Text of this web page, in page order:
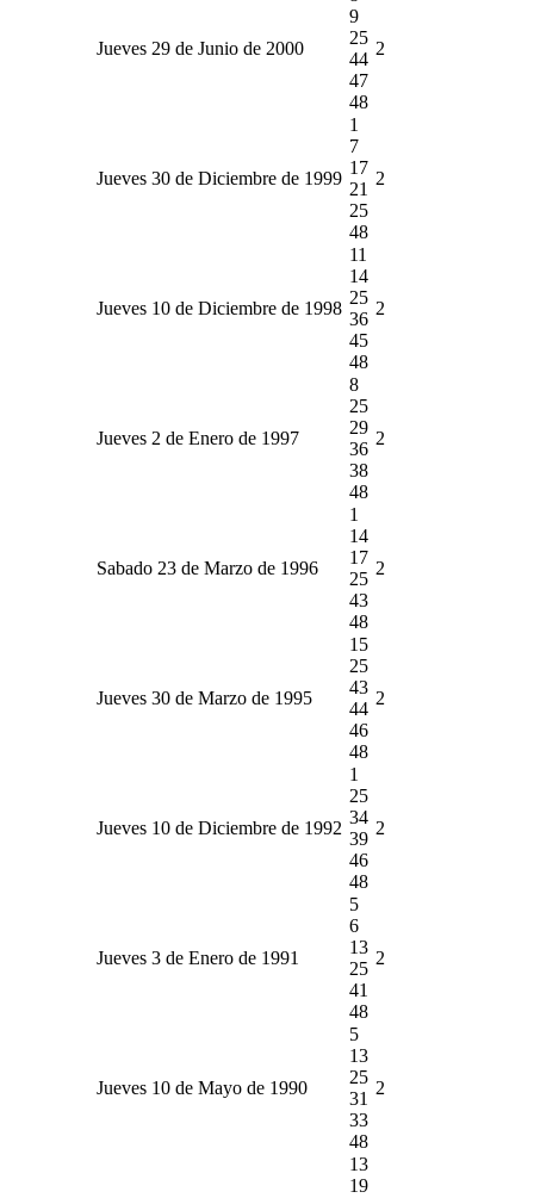
Jueves 29 de Junio de 2000
9
25
44
47
48
2
Jueves 30 de Diciembre de 1999
1
7
17
21
25
48
2
Jueves 10 de Diciembre de 1998
11
14
25
36
45
48
2
Jueves 2 de Enero de 1997
8
25
29
36
38
48
2
Sabado 23 de Marzo de 1996
1
14
17
25
43
48
2
Jueves 30 de Marzo de 1995
15
25
43
44
46
48
2
Jueves 10 de Diciembre de 1992
1
25
34
39
46
48
2
Jueves 3 de Enero de 1991
5
6
13
25
41
48
2
Jueves 10 de Mayo de 1990
5
13
25
31
33
48
2
13
19